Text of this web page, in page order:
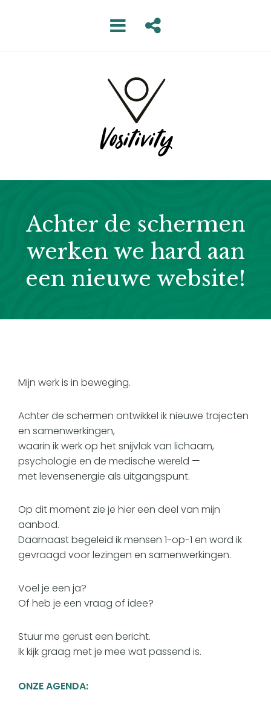
Achter de schermen
werken we hard aan
een nieuwe website!
Mijn werk is in beweging.
Achter de schermen ontwikkel ik nieuwe trajecten
en samenwerkingen,
waarin ik werk op het snijvlak van lichaam,
psychologie en de medische wereld —
met levensenergie als uitgangspunt.
Op dit moment zie je hier een deel van mijn
aanbod.
Daarnaast begeleid ik mensen 1-op-1 en word ik
gevraagd voor lezingen en samenwerkingen.
Voel je een ja?
Of heb je een vraag of idee?
Stuur me gerust een bericht.
Ik kijk graag met je mee wat passend is.
ONZE AGENDA: